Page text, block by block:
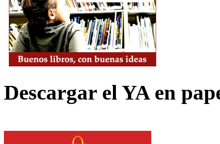
Descargar el YA en